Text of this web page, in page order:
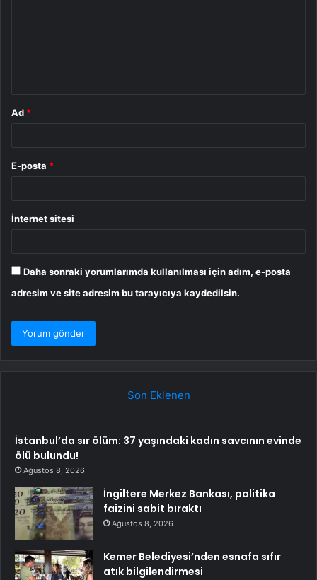
Ad *
E-posta *
İnternet sitesi
Daha sonraki yorumlarımda kullanılması için adım, e-posta
adresim ve site adresim bu tarayıcıya kaydedilsin.
Son Eklenen
İstanbul’da sır ölüm: 37 yaşındaki kadın savcının evinde
ölü bulundu!
Ağustos 8, 2026
İngiltere Merkez Bankası, politika
faizini sabit bıraktı
Ağustos 8, 2026
Kemer Belediyesi’nden esnafa sıfır
atık bilgilendirmesi